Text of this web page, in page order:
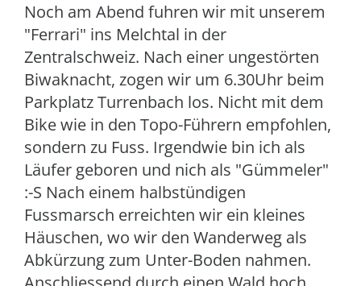
Noch am Abend fuhren wir mit unserem
"Ferrari" ins Melchtal in der
Zentralschweiz. Nach einer ungestörten
Biwaknacht, zogen wir um 6.30Uhr beim
Parkplatz Turrenbach los. Nicht mit dem
Bike wie in den Topo-Führern empfohlen,
sondern zu Fuss. Irgendwie bin ich als
Läufer geboren und nich als "Gümmeler"
:-S Nach einem halbstündigen
Fussmarsch erreichten wir ein kleines
Häuschen, wo wir den Wanderweg als
Abkürzung zum Unter-Boden nahmen.